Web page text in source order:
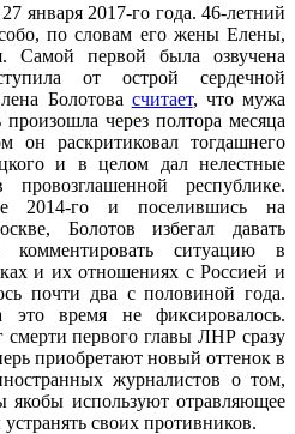
января 2017-го года. 46-летний
по словам его жены Елены,
Самой первой была озвучена
от острой сердечной
Болотова считает, что мужа
через полтора месяца
он раскритиковал тогдашнего
и в целом дал нелестные
республике.
2014-го и поселившись на
Болотов избегал давать
ситуацию в
и их отношениях с Россией и
почти два с половиной года.
это время не фиксировалось.
смерти первого главы ЛНР сразу
приобретают новый оттенок в
журналистов о том,
якобы используют отравляющее
своих противников.